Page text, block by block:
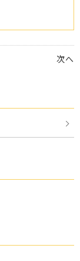
次へ